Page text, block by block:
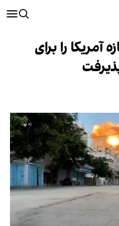
را برای